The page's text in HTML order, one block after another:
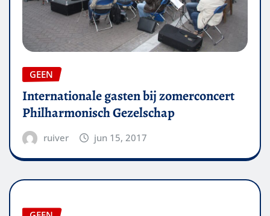
GEEN
Internationale gasten bij zomerconcert
Philharmonisch Gezelschap
ruiver jun 15, 2017